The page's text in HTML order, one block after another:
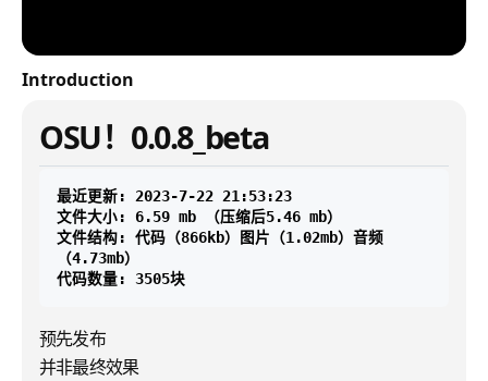
Introduction
OSU！0.0.8_beta
最近更新: 2023-7-22 21:53:23
文件大小: 6.59 mb （压缩后5.46 mb）
文件结构: 代码（866kb）图片（1.02mb）音频
（4.73mb）
预先发布
并非最终效果